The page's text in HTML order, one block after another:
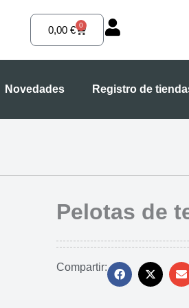
0,00 € 0
Carrito
Novedades Registro de
Pelotas de
Compartir: